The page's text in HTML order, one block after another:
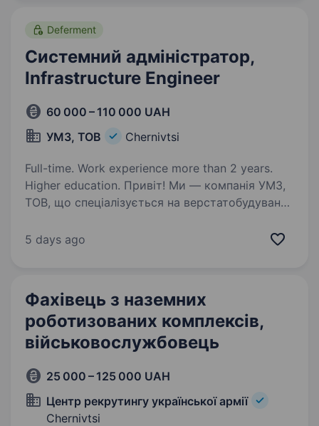
Deferment
Системний адміністратор,
Infrastructure Engineer
60 000 – 110 000 UAH
УМЗ, ТОВ
Chernivtsi
Full-time. Work experience more than 2 years.
Higher education. Привіт! Ми — компанія УМЗ,
ТОВ, що спеціалізується на верстатобудуванні
професіоналізм і прагне створювати
5 days ago
Фахівець з наземних
роботизованих комплексів,
військовослужбовець
25 000 – 125 000 UAH
Центр рекрутингу української армії
Chernivtsi